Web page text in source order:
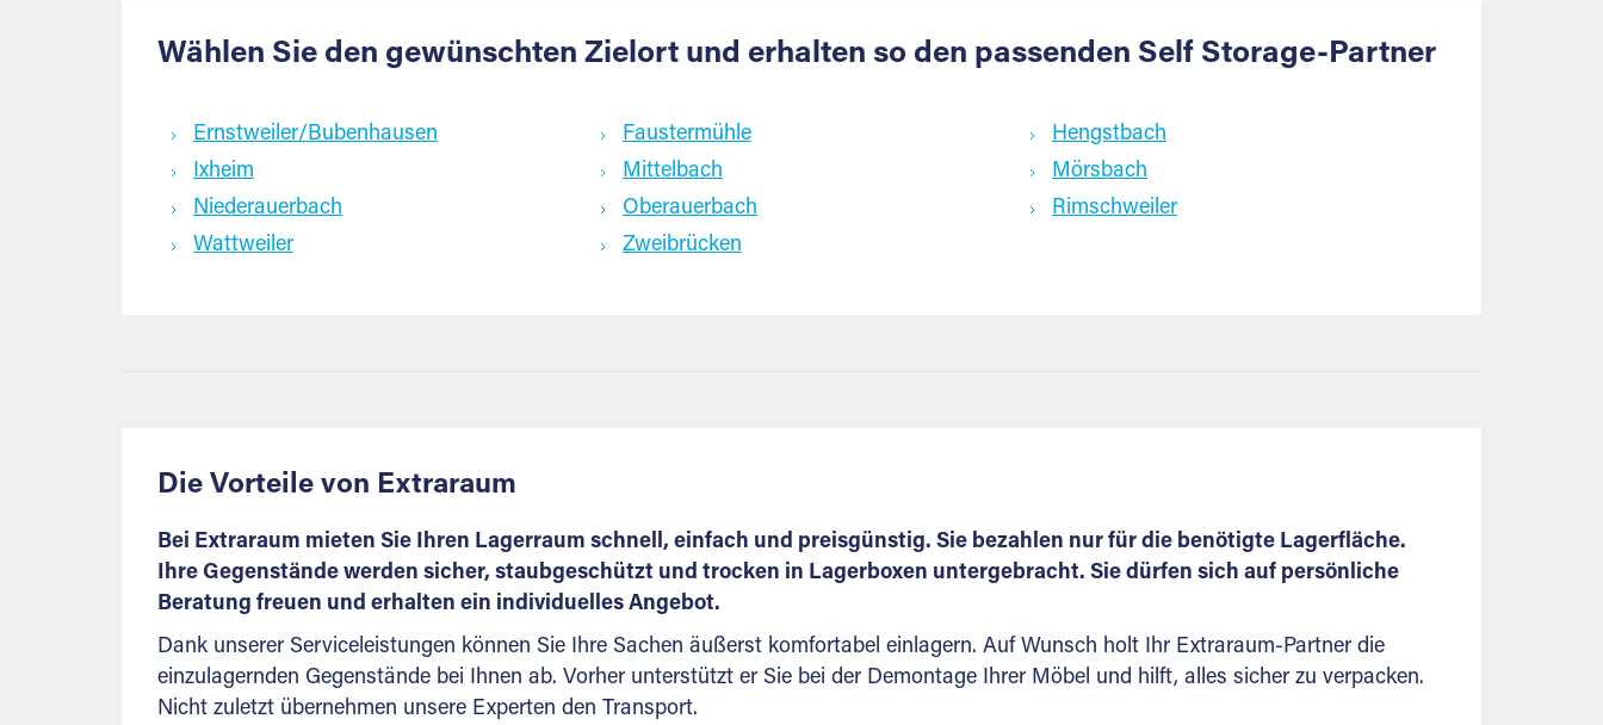
Wählen Sie den gewünschten Zielort und erhalten so den passenden Self Storage-Partner
Ernstweiler/Bubenhausen Faustermühle
Hengstbach
Ixheim
Mittelbach
Mörsbach
Niederauerbach
Oberauerbach
Rimschweiler
Wattweiler
Zweibrücken
Die Vorteile von Extraraum
Bei Extraraum mieten Sie Ihren Lagerraum schnell, einfach und preisgünstig. Sie bezahlen nur für die benötigte Lagerfläche.
Ihre Gegenstände werden sicher, staubgeschützt und trocken in Lagerboxen untergebracht. Sie dürfen sich auf persönliche
Beratung freuen und erhalten ein individuelles Angebot.
Dank unserer Serviceleistungen können Sie Ihre Sachen äußerst komfortabel einlagern. Auf Wunsch holt Ihr Extraraum-Partner die
einzulagernden Gegenstände bei Ihnen ab. Vorher unterstützt er Sie bei der Demontage Ihrer Möbel und hilft, alles sicher zu verpacken.
Nicht zuletzt übernehmen unsere Experten den Transport.